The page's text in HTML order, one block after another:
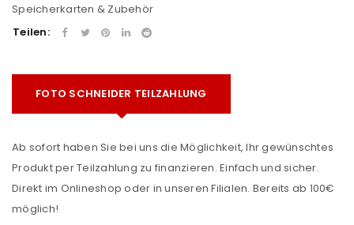
Speicherkarten & Zubehör
Teilen:
FOTO SCHNEIDER TEILZAHLUNG
Ab sofort haben Sie bei uns die Möglichkeit, Ihr gewünschtes
Produkt per Teilzahlung zu finanzieren. Einfach und sicher.
Direkt im Onlineshop oder in unseren Filialen. Bereits ab 100€
möglich!